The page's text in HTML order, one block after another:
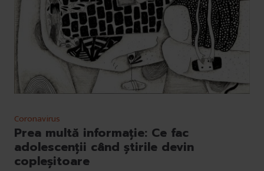
Coronavirus
Prea multă informație: Ce fac
adolescenții când știrile devin
copleșitoare